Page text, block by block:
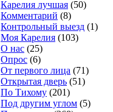
Карелия лучшая (50)
Комментарий (8)
Контрольный выезд (1)
Моя Карелия (103)
О нас (25)
Опрос (6)
От первого лица (71)
Открытая дверь (51)
По Тихому (201)
Под другим углом (5)